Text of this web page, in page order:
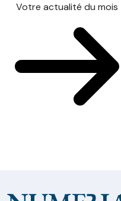
Votre actualité du mois